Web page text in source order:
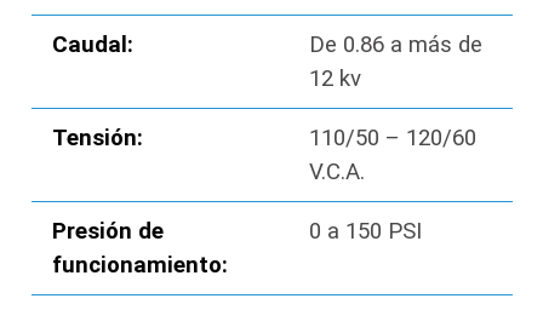
Caudal:
De 0.86 a más de
12 kv
Tensión:
110/50 – 120/60
V.C.A.
Presión de
funcionamiento:
0 a 150 PSI